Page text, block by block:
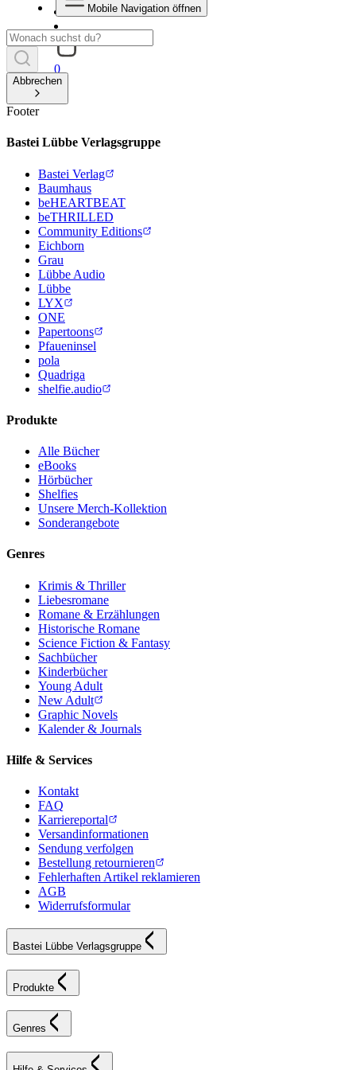
0
Mobile Navigation öffnen
Abbrechen
Footer
Bastei Lübbe Verlagsgruppe
Bastei Verlag
Baumhaus
beHEARTBEAT
beTHRILLED
Community Editions
Eichborn
Grau
Lübbe Audio
Lübbe
LYX
ONE
Papertoons
Pfaueninsel
pola
Quadriga
shelfie.audio
Produkte
Alle Bücher
eBooks
Hörbücher
Shelfies
Unsere Merch-Kollektion
Sonderangebote
Genres
Krimis & Thriller
Liebesromane
Romane & Erzählungen
Historische Romane
Science Fiction & Fantasy
Sachbücher
Kinderbücher
Young Adult
New Adult
Graphic Novels
Kalender & Journals
Hilfe & Services
Kontakt
FAQ
Karriereportal
Versandinformationen
Sendung verfolgen
Bestellung retournieren
Fehlerhaften Artikel reklamieren
AGB
Widerrufsformular
Bastei Lübbe Verlagsgruppe
Produkte
Genres